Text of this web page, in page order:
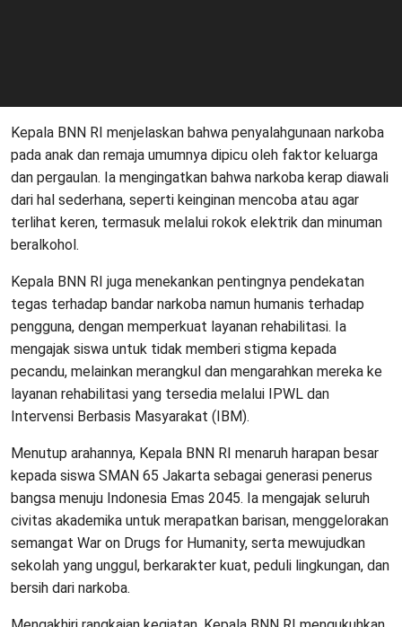
Kepala BNN RI menjelaskan bahwa penyalahgunaan narkoba
pada anak dan remaja umumnya dipicu oleh faktor keluarga
dan pergaulan. Ia mengingatkan bahwa narkoba kerap diawali
dari hal sederhana, seperti keinginan mencoba atau agar
terlihat keren, termasuk melalui rokok elektrik dan minuman
beralkohol.
Kepala BNN RI juga menekankan pentingnya pendekatan
tegas terhadap bandar narkoba namun humanis terhadap
pengguna, dengan memperkuat layanan rehabilitasi. Ia
mengajak siswa untuk tidak memberi stigma kepada
pecandu, melainkan merangkul dan mengarahkan mereka ke
layanan rehabilitasi yang tersedia melalui IPWL dan
Intervensi Berbasis Masyarakat (IBM).
Menutup arahannya, Kepala BNN RI menaruh harapan besar
kepada siswa SMAN 65 Jakarta sebagai generasi penerus
bangsa menuju Indonesia Emas 2045. Ia mengajak seluruh
civitas akademika untuk merapatkan barisan, menggelorakan
semangat War on Drugs for Humanity, serta mewujudkan
sekolah yang unggul, berkarakter kuat, peduli lingkungan, dan
bersih dari narkoba.